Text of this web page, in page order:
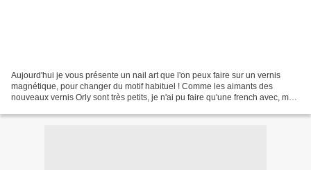
Aujourd'hui je vous présente un nail art que l'on peux faire sur un vernis
magnétique, pour changer du motif habituel ! Comme les aimants des
nouveaux vernis Orly sont très petits, je n'ai pu faire qu'une french avec, mais